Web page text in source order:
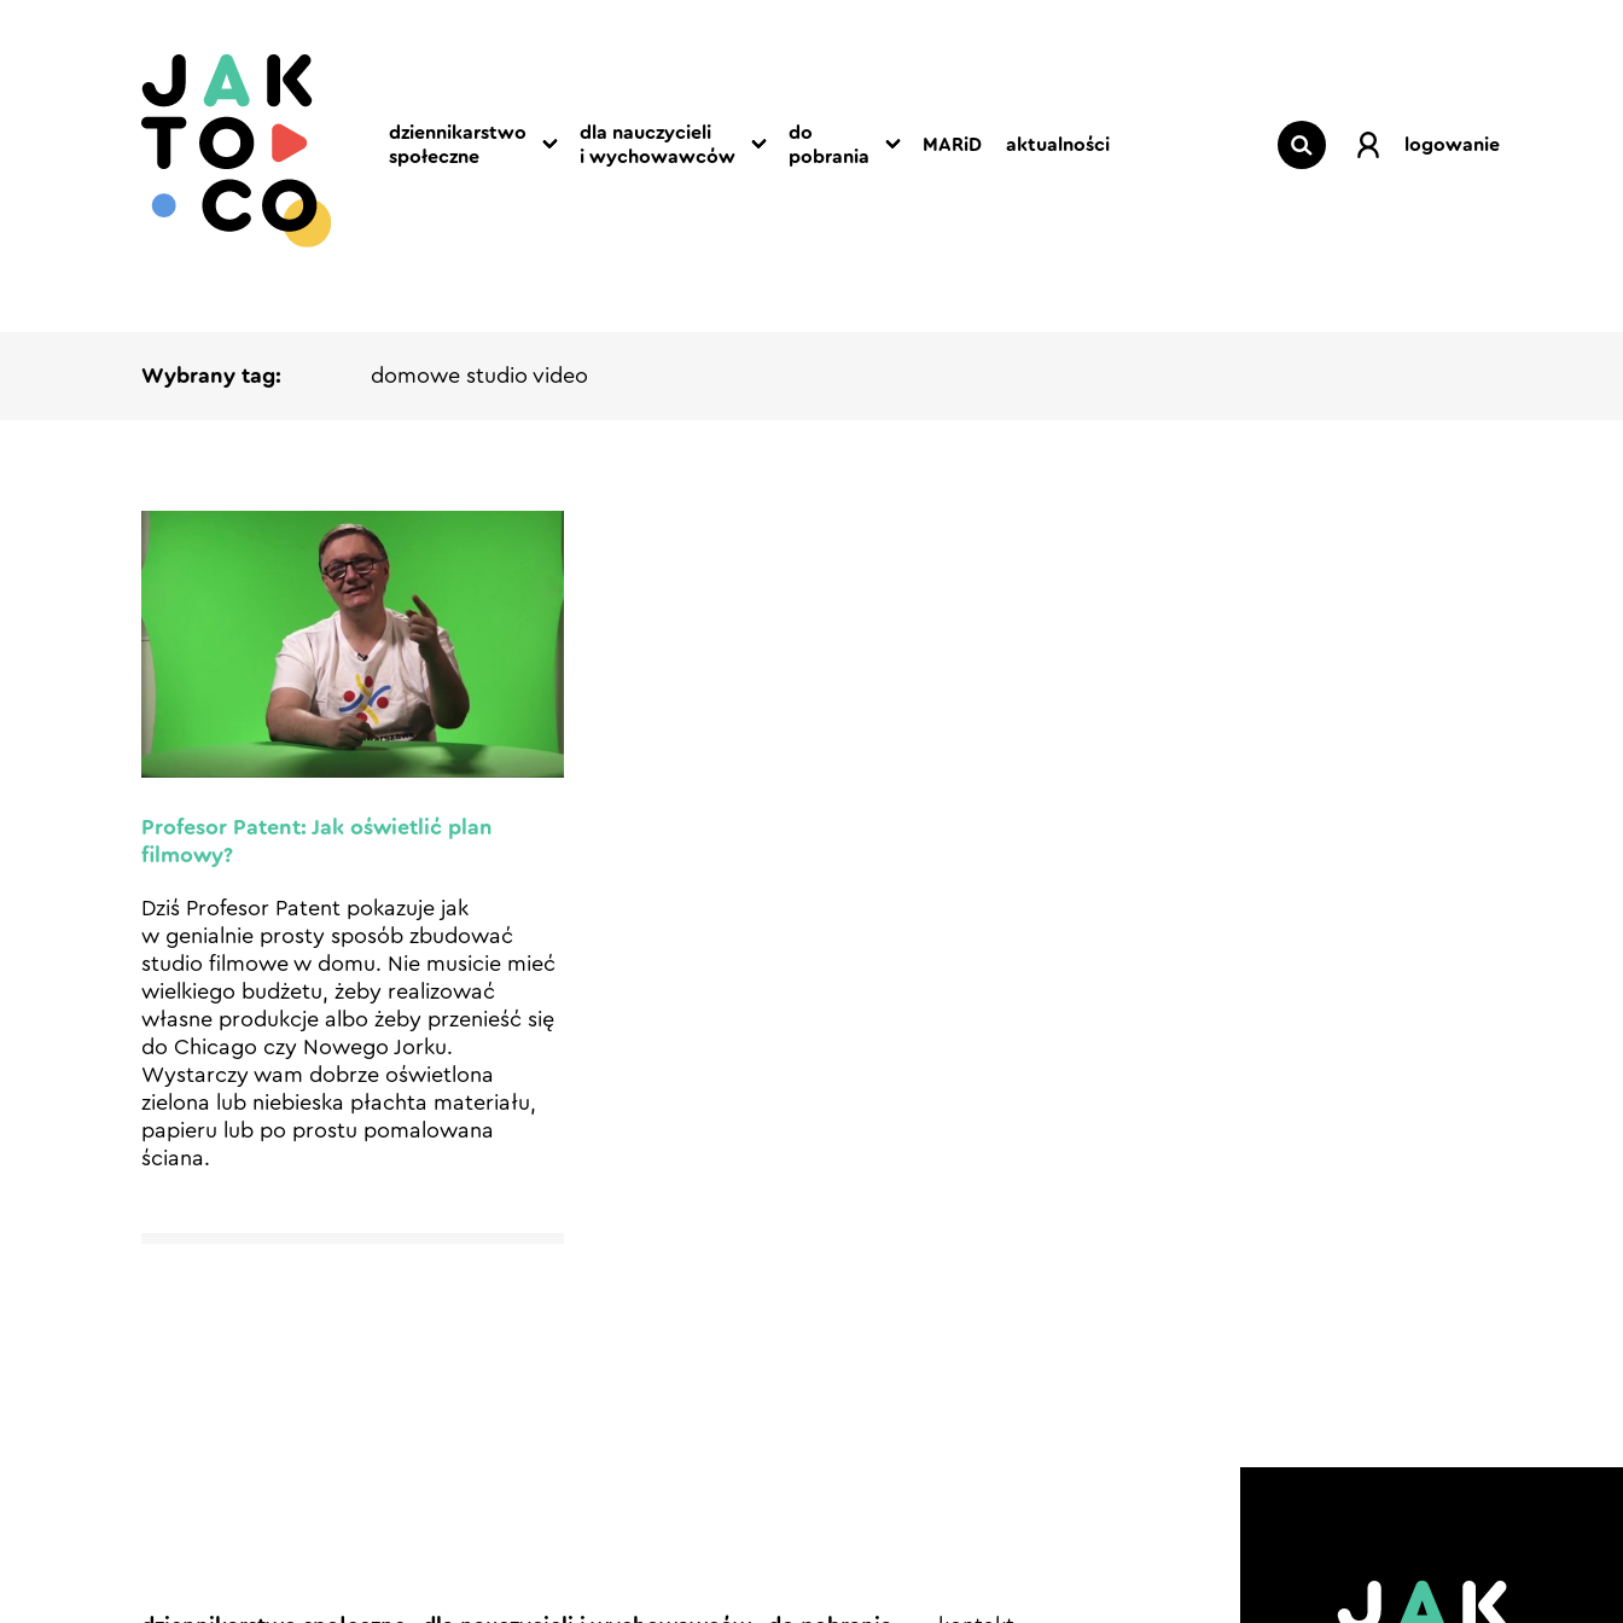
dziennikarstwo
społeczne
dla nauczycieli
i wychowawców
do
pobrania
MARiD aktualności logowanie
Wybrany tag: domowe studio video
Profesor Patent: Jak oświetlić plan
filmowy?
Dziś Profesor Patent pokazuje jak
w genialnie prosty sposób zbudować
studio filmowe w domu. Nie musicie mieć
wielkiego budżetu, żeby realizować
własne produkcje albo żeby przenieść się
do Chicago czy Nowego Jorku.
Wystarczy wam dobrze oświetlona
zielona lub niebieska płachta materiału,
papieru lub po prostu pomalowana
ściana.